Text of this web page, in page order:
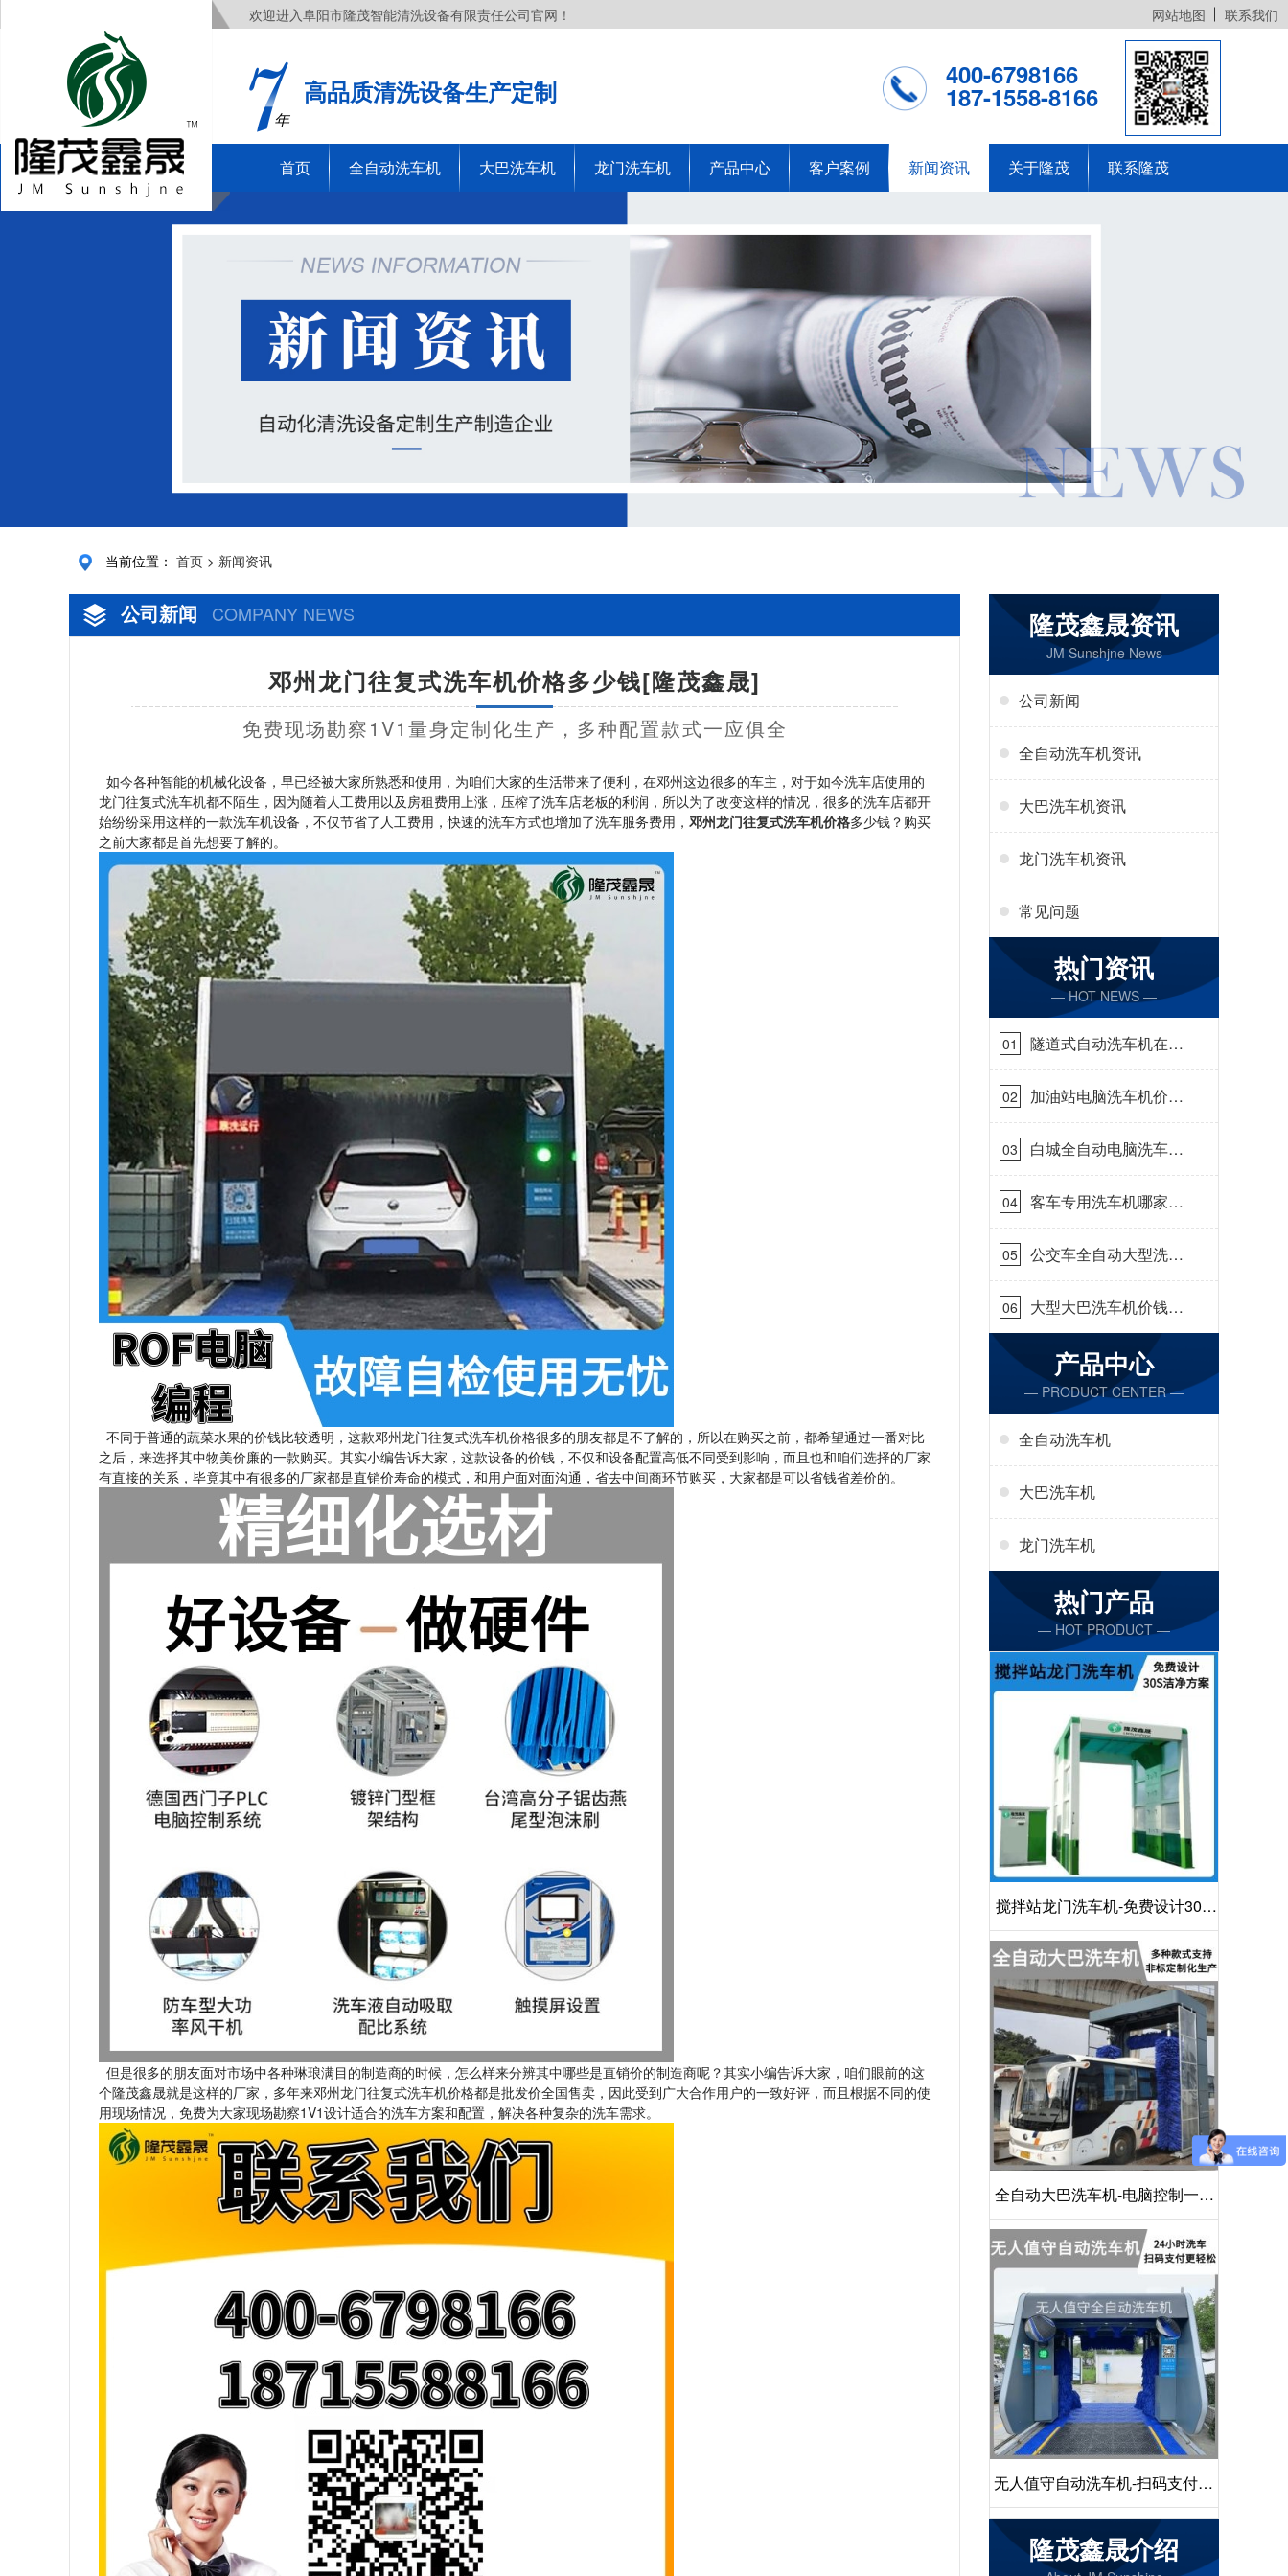
欢迎进入阜阳市隆茂智能清洗设备有限责任公司官网！ 网站地图 联系我们
年
高品质清洗设备生产定制
400-6798166
187-1558-8166
首页 全自动洗车机 大巴洗车机 龙门洗车机 产品中心 客户案例 新闻资讯 关于隆茂 联系隆茂
当前位置： 首页 > 新闻资讯
公司新闻 COMPANY NEWS
邓州龙门往复式洗车机价格多少钱[隆茂鑫晟]
免费现场勘察1V1量身定制化生产，多种配置款式一应俱全
如今各种智能的机械化设备，早已经被大家所熟悉和使用，为咱们大家的生活带来了便利，在邓州这边很多的车主，对于如今洗车店使用的
龙门往复式洗车机都不陌生，因为随着人工费用以及房租费用上涨，压榨了洗车店老板的利润，所以为了改变这样的情况，很多的洗车店都开
始纷纷采用这样的一款洗车机设备，不仅节省了人工费用，快速的洗车方式也增加了洗车服务费用， 邓州龙门往复式洗车机价格多少钱？购买
之前大家都是首先想要了解的。
不同于普通的蔬菜水果的价钱比较透明，这款邓州龙门往复式洗车机价格很多的朋友都是不了解的，所以在购买之前，都希望通过一番对比
之后，来选择其中物美价廉的一款购买。其实小编告诉大家，这款设备的价钱，不仅和设备配置高低不同受到影响，而且也和咱们选择的厂家
有直接的关系，毕竟其中有很多的厂家都是直销价寿命的模式，和用户面对面沟通，省去中间商环节购买，大家都是可以省钱省差价的。
但是很多的朋友面对市场中各种琳琅满目的制造商的时候，怎么样来分辨其中哪些是直销价的制造商呢？其实小编告诉大家，咱们眼前的这
个隆茂鑫晟就是这样的厂家，多年来邓州龙门往复式洗车机价格都是批发价全国售卖，因此受到广大合作用户的一致好评，而且根据不同的使
用现场情况，免费为大家现场勘察1V1设计适合的洗车方案和配置，解决各种复杂的洗车需求。
隆茂鑫晟资讯
— JM Sunshjne News —
公司新闻
全自动洗车机资讯
大巴洗车机资讯
龙门洗车机资讯
常见问题
热门资讯
— HOT NEWS —
01
隧道式自动洗车机在哪
里购买[隆茂鑫晟]
02
加油站电脑洗车机价格
怎么样[隆茂鑫晟]
03
白城全自动电脑洗车
机-ADV防冻冬季正常
使用[隆茂鑫晟]
04
客车专用洗车机哪家的
好[隆茂鑫晟]
05
公交车全自动大型洗车
机什么价钱[隆茂鑫晟]
06
大型大巴洗车机价钱怎
么样[隆茂鑫晟]
产品中心
— PRODUCT CENTER —
全自动洗车机
大巴洗车机
龙门洗车机
热门产品
— HOT PRODUCT —
搅拌站龙门洗车机-免费设计30S
洁净方案[隆茂鑫晟]
全自动大巴洗车机-电脑控制一键
启动清洗[隆茂鑫晟]
无人值守自动洗车机-扫码支付24
小时不停机洗车[隆茂鑫晟]
隆茂鑫晟介绍